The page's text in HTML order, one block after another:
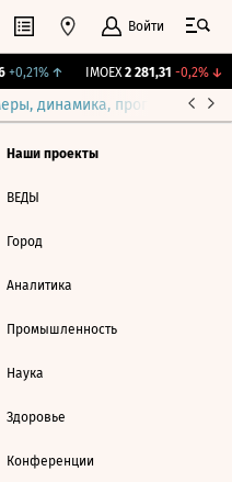
Войти
+0,21%↑ IMOEX 2 281,31 -0,2%↓
динамика, прогнозы
Наши проекты
ВЕДЫ
Город
Аналитика
Промышленность
Наука
Здоровье
Конференции